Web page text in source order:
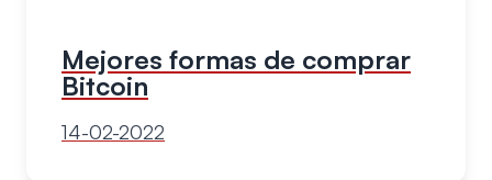
Mejores formas de comprar
Bitcoin
14-02-2022